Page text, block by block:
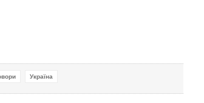
Україна